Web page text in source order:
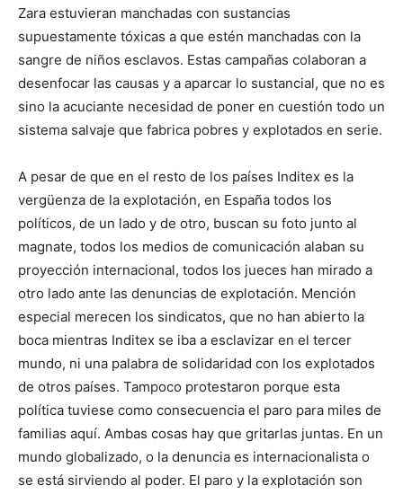
Zara estuvieran manchadas con sustancias
supuestamente tóxicas a que estén manchadas con la
sangre de niños esclavos. Estas campañas colaboran a
desenfocar las causas y a aparcar lo sustancial, que no es
sino la acuciante necesidad de poner en cuestión todo un
sistema salvaje que fabrica pobres y explotados en serie.
A pesar de que en el resto de los países Inditex es la
vergüenza de la explotación, en España todos los
políticos, de un lado y de otro, buscan su foto junto al
magnate, todos los medios de comunicación alaban su
proyección internacional, todos los jueces han mirado a
otro lado ante las denuncias de explotación. Mención
especial merecen los sindicatos, que no han abierto la
boca mientras Inditex se iba a esclavizar en el tercer
mundo, ni una palabra de solidaridad con los explotados
de otros países. Tampoco protestaron porque esta
política tuviese como consecuencia el paro para miles de
familias aquí. Ambas cosas hay que gritarlas juntas. En un
mundo globalizado, o la denuncia es internacionalista o
se está sirviendo al poder. El paro y la explotación son